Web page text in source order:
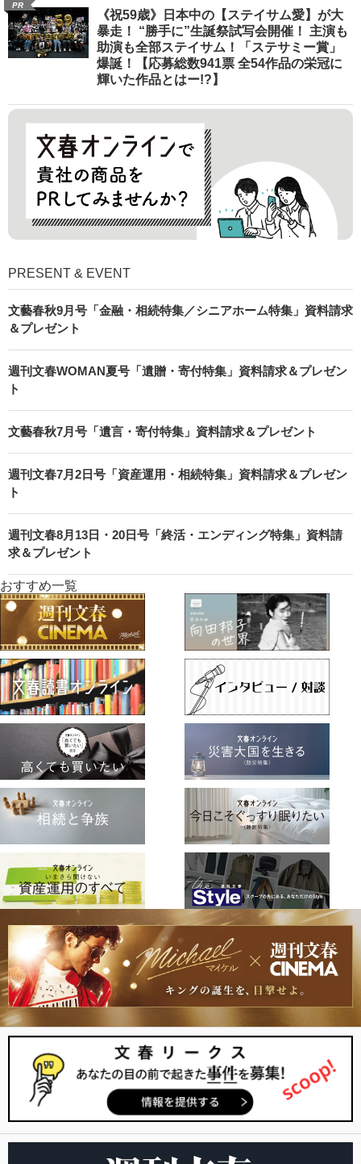
PR
《祝59歳》日本中の【ステイサム愛】が大
暴走！ “勝手に”生誕祭試写会開催！ 主演も
助演も全部ステイサム！「ステサミー賞」
爆誕！【応募総数941票 全54作品の栄冠に
輝いた作品とはー!?】
PRESENT & EVENT
文藝春秋9月号「金融・相続特集／シニアホーム特集」資料請求
＆プレゼント
週刊文春WOMAN夏号「遺贈・寄付特集」資料請求＆プレゼン
ト
文藝春秋7月号「遺言・寄付特集」資料請求＆プレゼント
週刊文春7月2日号「資産運用・相続特集」資料請求＆プレゼン
ト
週刊文春8月13日・20日号「終活・エンディング特集」資料請
求＆プレゼント
おすすめ一覧